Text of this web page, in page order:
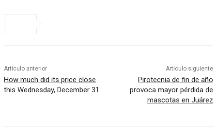
Artículo anterior
How much did its price close
this Wednesday, December 31
Artículo siguiente
Pirotecnia de fin de año
provoca mayor pérdida de
mascotas en Juárez